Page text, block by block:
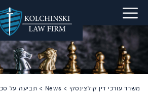
משרד עורכי דין קולצינסקי >
News
> תביעה על